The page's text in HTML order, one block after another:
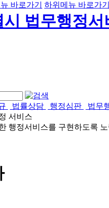
바로가기 하위메뉴 바로가기
법률상담 행정심판 법무
서비스
행정서비스를 구현하도록